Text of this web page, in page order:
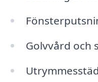
Golvvård och